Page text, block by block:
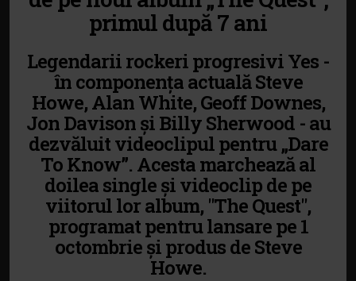
primul după 7 ani
Legendarii rockeri progresivi Yes -
în componența actuală Steve
Howe, Alan White, Geoff Downes,
Jon Davison și Billy Sherwood - au
dezvăluit videoclipul pentru „Dare
To Know”. Acesta marchează al
doilea single și videoclip de pe
viitorul lor album, "The Quest",
programat pentru lansare pe 1
octombrie și produs de Steve
Howe.